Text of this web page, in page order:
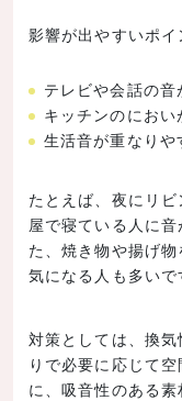
影響が出やすいポイ
テレビや会話の
キッチンのにお
生活音が重なりや
たとえば、夜にリ
屋で寝ている人に
た、焼き物や揚げ物
気になる人も多いで
対策としては、換
りで必要に応じて
に、吸音性のある